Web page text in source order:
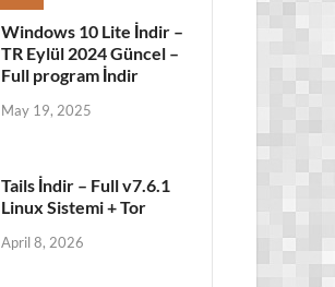
Windows 10 Lite İndir –
TR Eylül 2024 Güncel –
Full program İndir
May 19, 2025
Tails İndir – Full v7.6.1
Linux Sistemi + Tor
April 8, 2026